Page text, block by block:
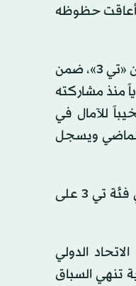
أعاقت حظوظه
كما يتنافس السائق صالح السيف هذا العام للمرة الخامسة على التوالي، في فئة المركبات الصحراوية خفية الوزن «تي 3»، ضمن
قوياً منذ مشاركته
ولكنه قدّم أداءً مخيباً للآمال في
2021، ليعود بقوة في العام الماضي ويسجل
وفي الجهة المقابلة، تعود السائقة دانية عقيل للمشاركة في رالي داكار السعودية للمرة الثالثة على التوالي، في فئة تي 3 على
الدولي
تنهي السباق